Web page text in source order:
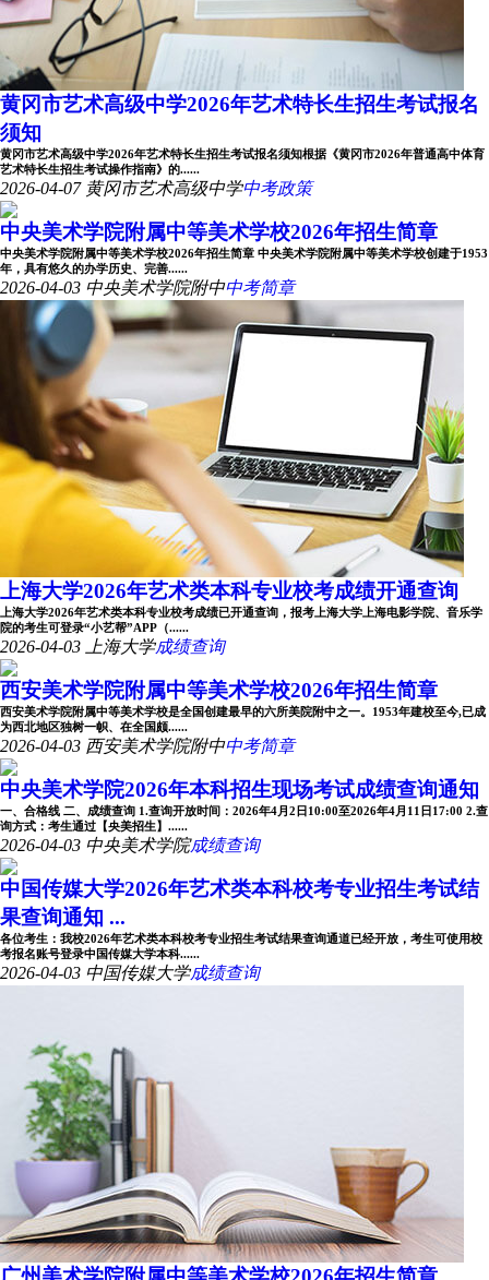
黄冈市艺术高级中学2026年艺术特长生招生考试报名
须知
黄冈市艺术高级中学2026年艺术特长生招生考试报名须知根据《黄冈市2026年普通高中体育
艺术特长生招生考试操作指南》的......
2026-04-07 黄冈市艺术高级中学中考政策
中央美术学院附属中等美术学校2026年招生简章
中央美术学院附属中等美术学校2026年招生简章 中央美术学院附属中等美术学校创建于1953
年，具有悠久的办学历史、完善......
2026-04-03 中央美术学院附中中考简章
上海大学2026年艺术类本科专业校考成绩开通查询
上海大学2026年艺术类本科专业校考成绩已开通查询，报考上海大学上海电影学院、音乐学
院的考生可登录“小艺帮”APP（......
2026-04-03 上海大学成绩查询
西安美术学院附属中等美术学校2026年招生简章
西安美术学院附属中等美术学校是全国创建最早的六所美院附中之一。1953年建校至今,已成
为西北地区独树一帜、在全国颇......
2026-04-03 西安美术学院附中中考简章
中央美术学院2026年本科招生现场考试成绩查询通知
一、合格线 二、成绩查询 1.查询开放时间：2026年4月2日10:00至2026年4月11日17:00 2.查
询方式：考生通过【央美招生】......
2026-04-03 中央美术学院成绩查询
中国传媒大学2026年艺术类本科校考专业招生考试结
果查询通知 ...
各位考生：我校2026年艺术类本科校考专业招生考试结果查询通道已经开放，考生可使用校
考报名账号登录中国传媒大学本科......
2026-04-03 中国传媒大学成绩查询